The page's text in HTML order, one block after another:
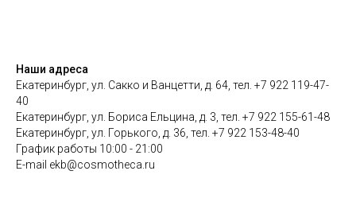
Наши адреса
Екатеринбург, ул. Сакко и Ванцетти, д. 64, тел. +7 922 119-47-
40
Екатеринбург, ул. Бориса Ельцина, д. 3, тел. +7 922 155-61-48
Екатеринбург, ул. Горького, д. 36, тел. +7 922 153-48-40
График работы 10:00 - 21:00
E-mail ekb@cosmotheca.ru